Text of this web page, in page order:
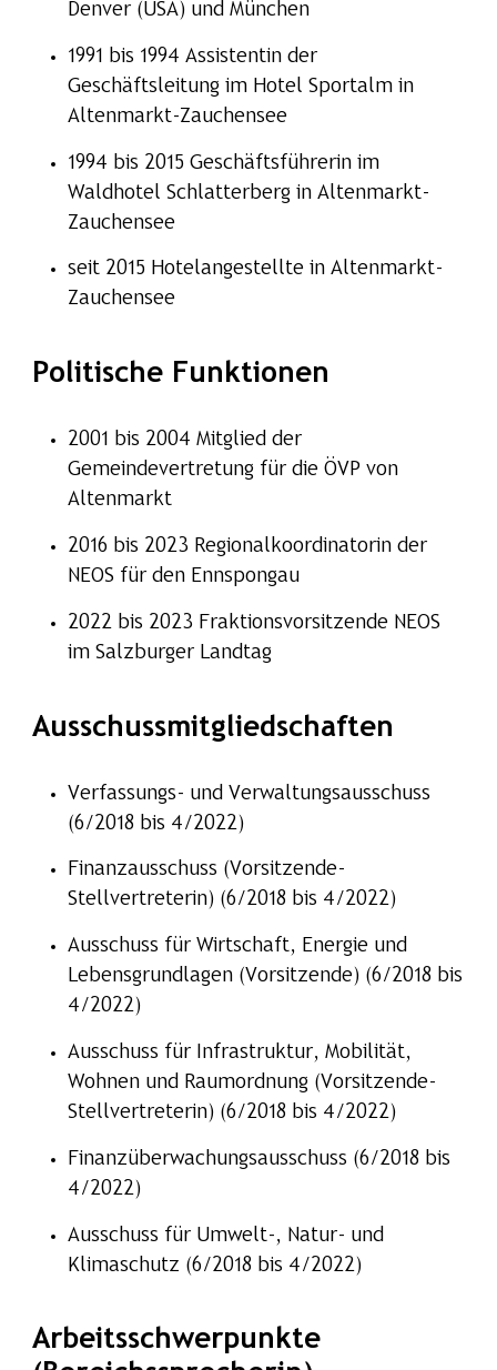
Denver (USA) und München
1991 bis 1994 Assistentin der
Geschäftsleitung im Hotel Sportalm in
Altenmarkt-Zauchensee
1994 bis 2015 Geschäftsführerin im
Waldhotel Schlatterberg in Altenmarkt-
Zauchensee
seit 2015 Hotelangestellte in Altenmarkt-
Zauchensee
Politische Funktionen
2001 bis 2004 Mitglied der
Gemeindevertretung für die ÖVP von
Altenmarkt
2016 bis 2023 Regionalkoordinatorin der
NEOS für den Ennspongau
2022 bis 2023 Fraktionsvorsitzende NEOS
im Salzburger Landtag
Ausschussmitgliedschaften
Verfassungs- und Verwaltungsausschuss
(6/2018 bis 4/2022)
Finanzausschuss (Vorsitzende-
Stellvertreterin) (6/2018 bis 4/2022)
Ausschuss für Wirtschaft, Energie und
Lebensgrundlagen (Vorsitzende) (6/2018 bis
4/2022)
Ausschuss für Infrastruktur, Mobilität,
Wohnen und Raumordnung (Vorsitzende-
Stellvertreterin) (6/2018 bis 4/2022)
Finanzüberwachungsausschuss (6/2018 bis
4/2022)
Ausschuss für Umwelt-, Natur- und
Klimaschutz (6/2018 bis 4/2022)
Arbeitsschwerpunkte